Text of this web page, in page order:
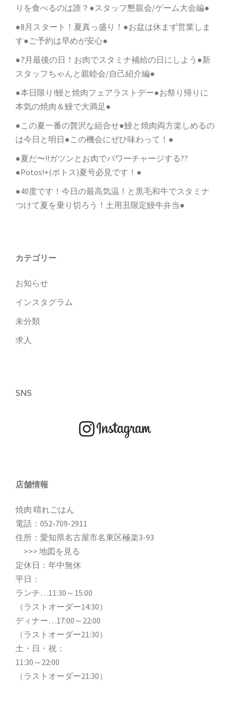
りを食べるのは誰？●スタッフ懇親会/ゲーム大会編●
●8月スタート！夏真っ盛り！●お盆は休まず営業しま
す●ご予約は早めが安心●
●7月最後の日！お肉でスタミナ補給の日にしよう●新
スタッフちゃんと親睦会/自己紹介編●
●本日限り!鰻と焼肉フェアラストデー●お祭り帰りに
本気の焼肉＆鰻で大満足●
●この夏一番の贅沢な組合せ●鰻と焼肉両方楽しめるの
は今日と明日●この機会にぜひ味わって！●
●夏だ〜!!ガツンとお肉でパワーチャージする??
●Potos!+(ポトス)夏号必見です！●
●40度です！今日の最高気温！と黒毛和牛でスタミナ
つけて夏を乗り切ろう！土用丑限定鰻牛弁当●
カテゴリー
お知らせ
インスタグラム
未分類
求人
SNS
店舗情報
焼肉 晴れごはん
電話： 052-709-2911
住所：愛知県名古屋市名東区極楽3-93
>>> 地図を見る
定休日：年中無休
平日：
ランチ…11:30～15:00
（ラストオーダー14:30）
ディナー…17:00～22:00
（ラストオーダー21:30）
土・日・祝：
11:30～22:00
（ラストオーダー21:30）